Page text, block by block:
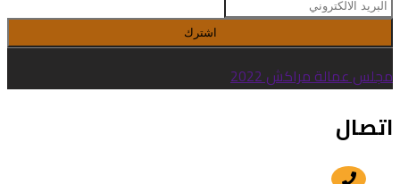
اشترك
مجلس عمالة مراكش 2022
اتصال